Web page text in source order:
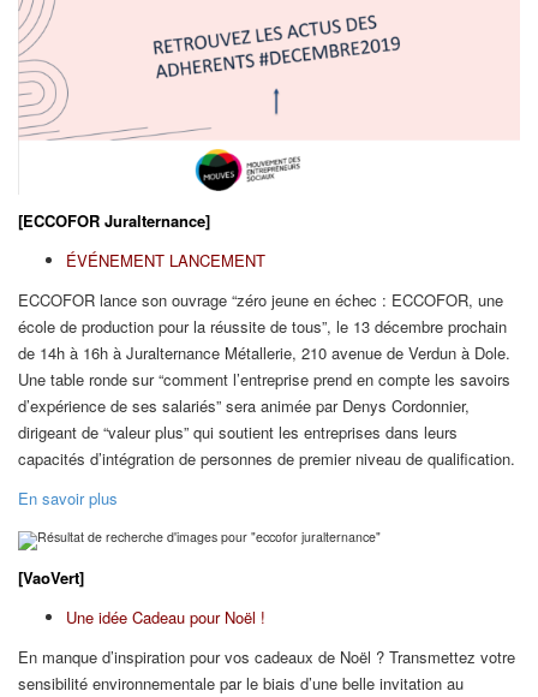
[ECCOFOR Juralternance]
ÉVÉNEMENT LANCEMENT
ECCOFOR lance son ouvrage “zéro jeune en échec : ECCOFOR, une
école de production pour la réussite de tous”, le 13 décembre prochain
de 14h à 16h à Juralternance Métallerie, 210 avenue de Verdun à Dole.
Une table ronde sur “comment l’entreprise prend en compte les savoirs
d’expérience de ses salariés” sera animée par Denys Cordonnier,
dirigeant de “valeur plus” qui soutient les entreprises dans leurs
capacités d’intégration de personnes de premier niveau de qualification.
En savoir plus
[VaoVert]
Une idée Cadeau pour Noël !
En manque d’inspiration pour vos cadeaux de Noël ? Transmettez votre
sensibilité environnementale par le biais d’une belle invitation au